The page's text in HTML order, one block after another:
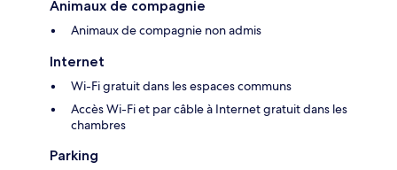
Animaux de compagnie
Animaux de compagnie non admis
Internet
Wi-Fi gratuit dans les espaces communs
Accès Wi-Fi et par câble à Internet gratuit dans les
chambres
Parking